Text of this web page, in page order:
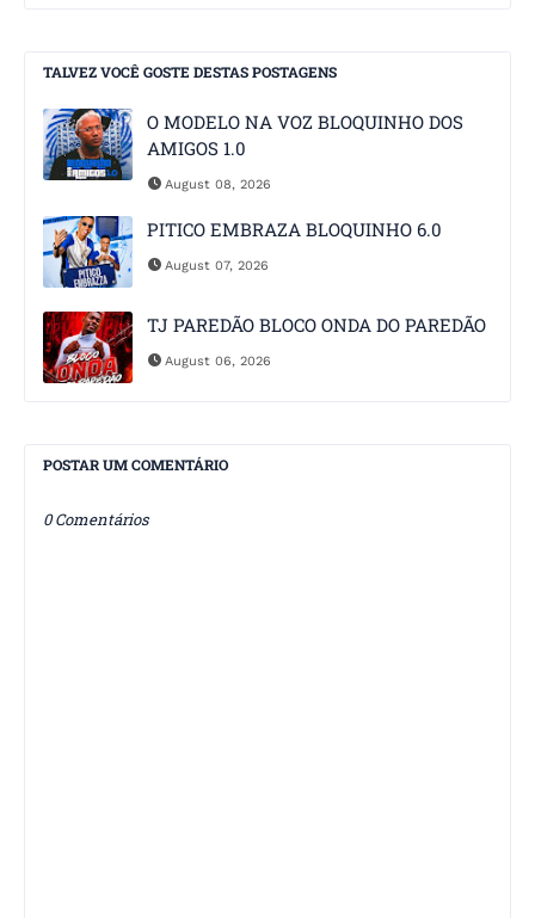
TALVEZ VOCÊ GOSTE DESTAS POSTAGENS
O MODELO NA VOZ BLOQUINHO DOS
AMIGOS 1.0
August 08, 2026
PITICO EMBRAZA BLOQUINHO 6.0
August 07, 2026
TJ PAREDÃO BLOCO ONDA DO PAREDÃO
August 06, 2026
POSTAR UM COMENTÁRIO
0 Comentários